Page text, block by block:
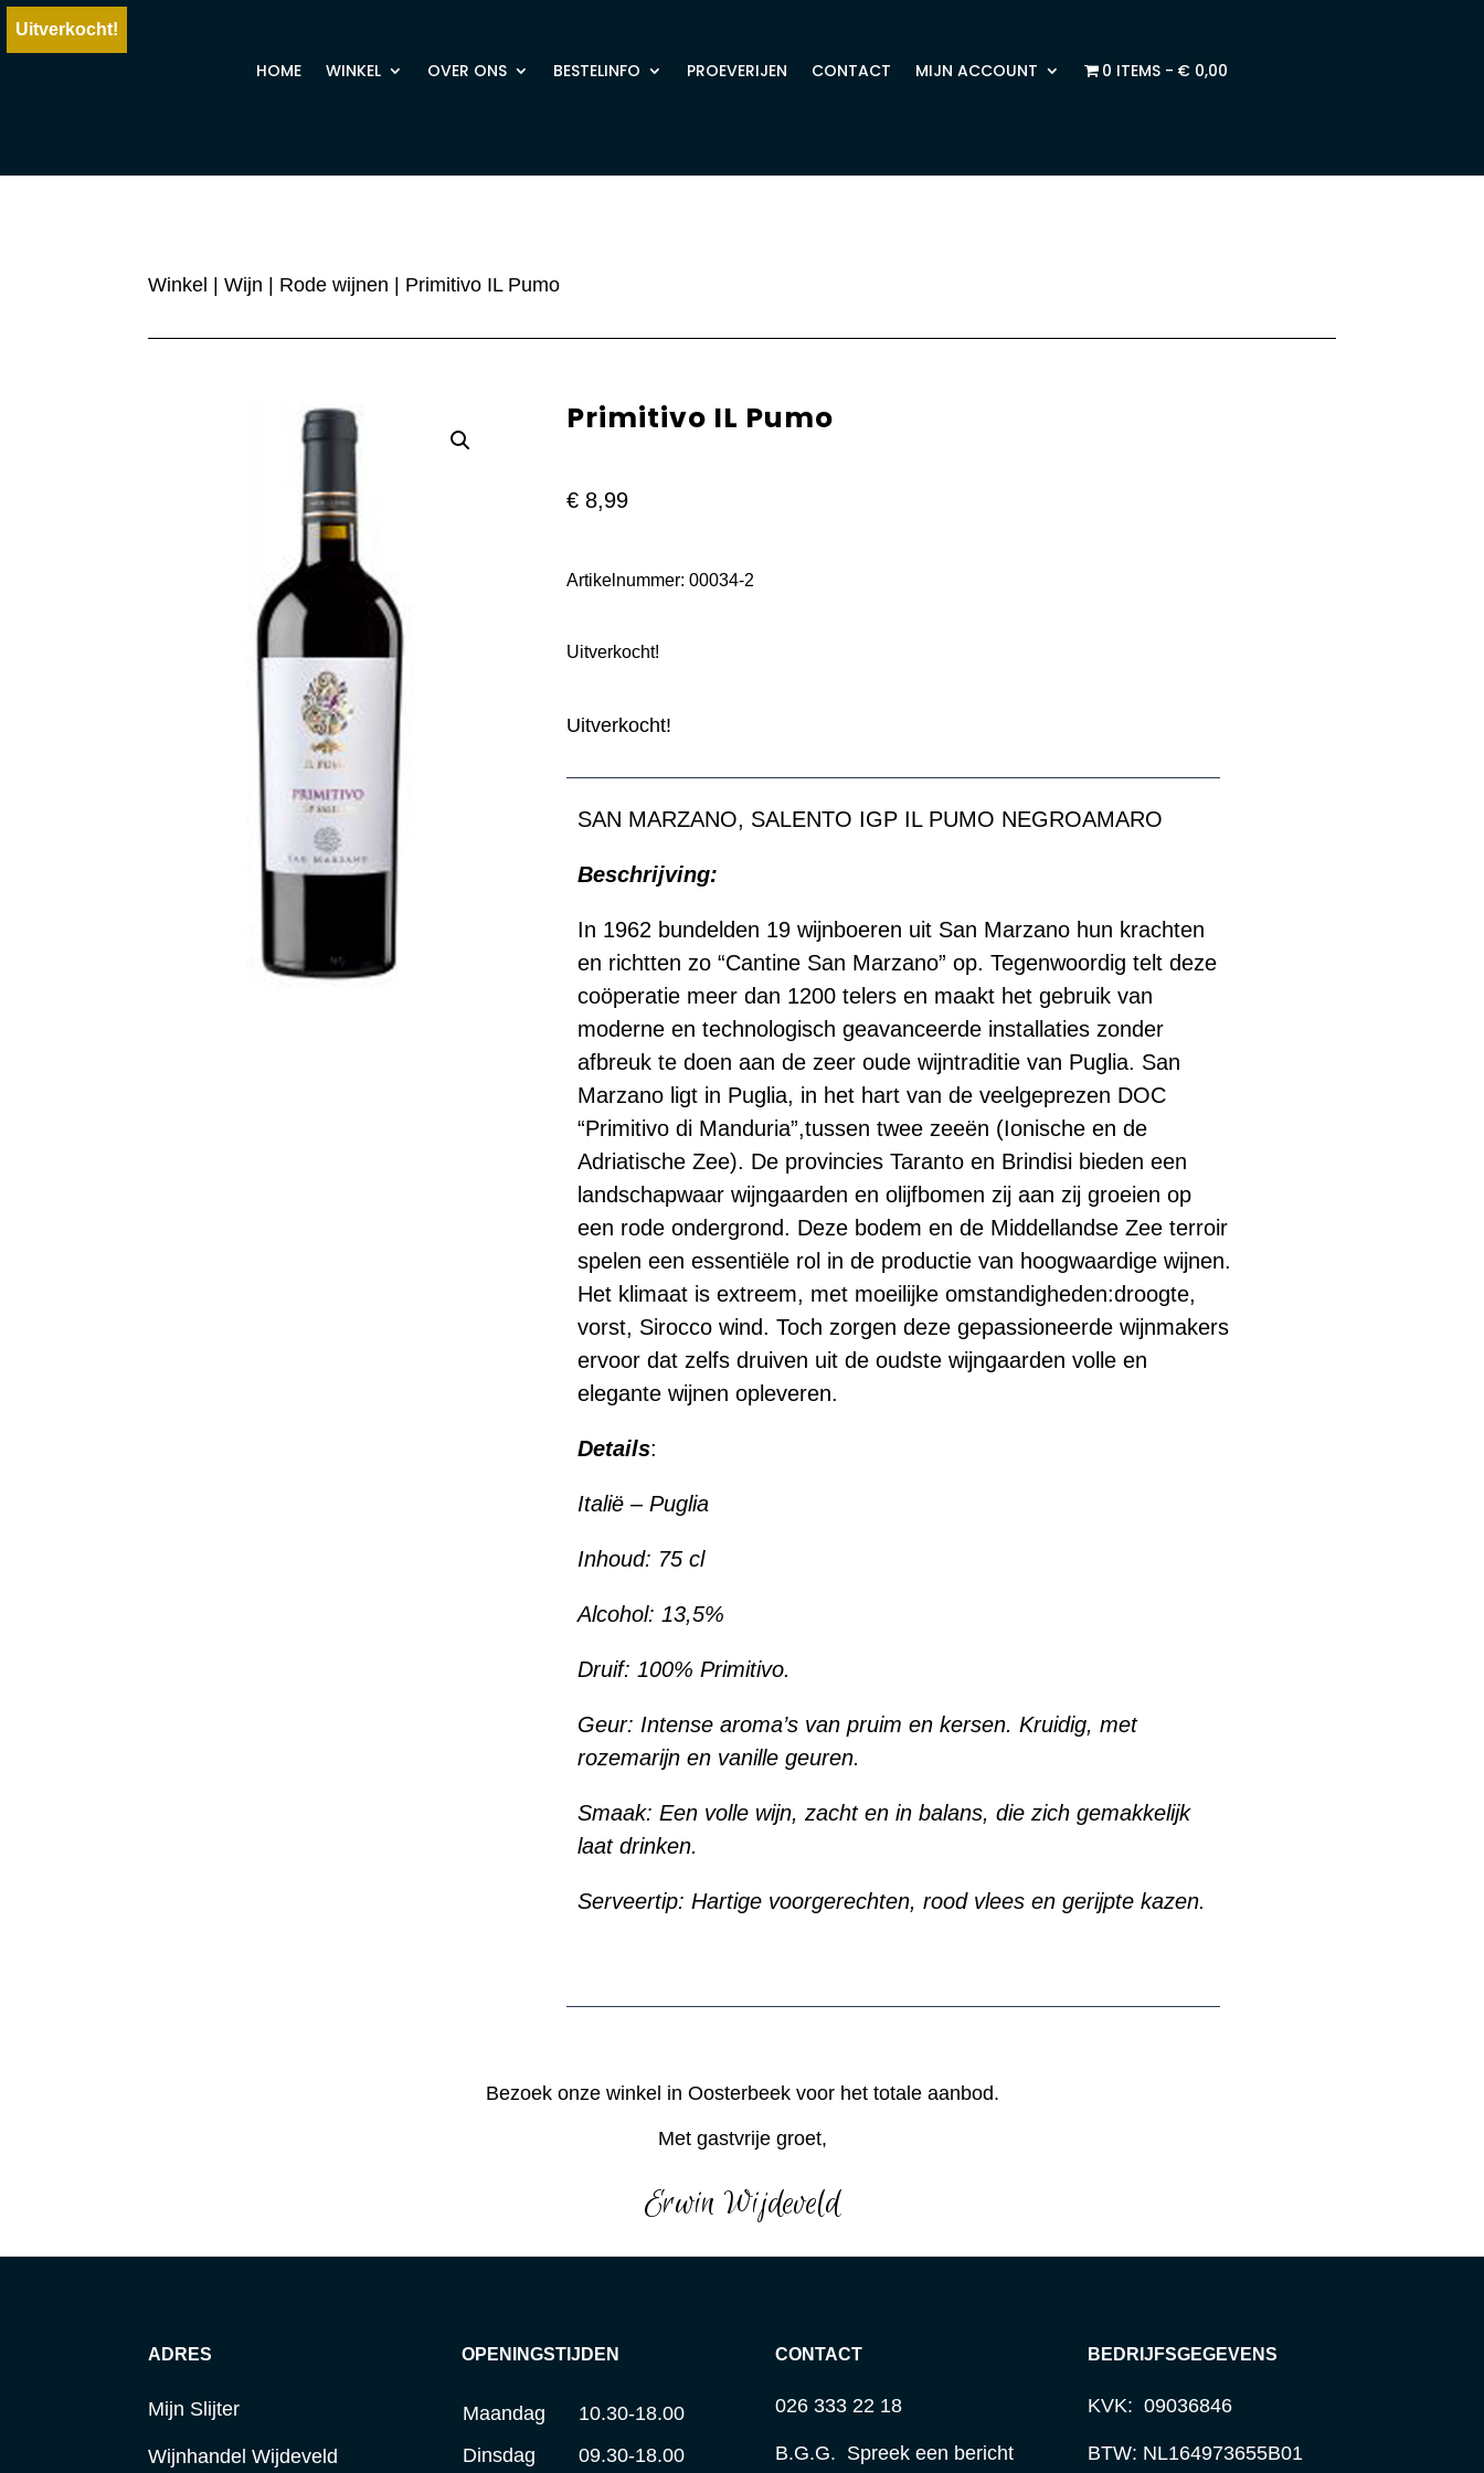
HOME WINKEL OVER ONS BESTELINFO PROEVERIJEN CONTACT MIJN ACCOUNT 0 ITEMS € 0,00
Uitverkocht!
Winkel |Wijn Rode wijnen | Primitivo IL Pumo
Primitivo IL Pumo
€8,99
Artikelnummer: 00034-2
Uitverkocht!
Uitverkocht!
SAN MARZANO, SALENTO IGP IL PUMO NEGROAMARO
Beschrijving:
In 1962 bundelden 19 wijnboeren uit San Marzano hun krachten
en richtten zo “Cantine San Marzano” op. Tegenwoordig telt deze
coöperatie meer dan 1200 telers en maakt het gebruik van
moderne en technologisch geavanceerde installaties zonder
afbreuk te doen aan de zeer oude wijntraditie van Puglia. San
Marzano ligt in Puglia, in het hart van de veelgeprezen DOC
“Primitivo di Manduria”,tussen twee zeeën (Ionische en de
Adriatische Zee). De provincies Taranto en Brindisi bieden een
landschapwaar wijngaarden en olijfbomen zij aan zij groeien op
een rode ondergrond. Deze bodem en de Middellandse Zee terroir
spelen een essentiële rol in de productie van hoogwaardige wijnen.
Het klimaat is extreem, met moeilijke omstandigheden:droogte,
vorst, Sirocco wind. Toch zorgen deze gepassioneerde wijnmakers
ervoor dat zelfs druiven uit de oudste wijngaarden volle en
elegante wijnen opleveren.
Details:
Italië – Puglia
Inhoud: 75 cl
Alcohol: 13,5%
Druif: 100% Primitivo.
Geur: Intense aroma’s van pruim en kersen. Kruidig, met
rozemarijn en vanille geuren.
Smaak: Een volle wijn, zacht en in balans, die zich gemakkelijk
laat drinken.
Serveertip: Hartige voorgerechten, rood vlees en gerijpte kazen.
Bezoek onze winkel in Oosterbeek voor het totale aanbod.
Met gastvrije groet,
Erwin Wijdeveld
ADRES
Mijn Slijter
Wijnhandel Wijdeveld
OPENINGSTIJDEN
Maandag
10.30-18.00
Dinsdag
09.30-18.00
CONTACT
026 333 22 18
B.G.G. Spreek een bericht
BEDRIJFSGEGEVENS
KVK: 09036846
BTW: NL164973655B01